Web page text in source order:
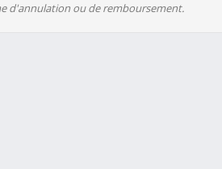
d'annulation ou de remboursement.